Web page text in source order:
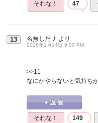
それな！ 47
13 名無しだＪ より
2016年1月14日 9:00 PM
>>11
なにかやらないと気持ち
それな！ 149